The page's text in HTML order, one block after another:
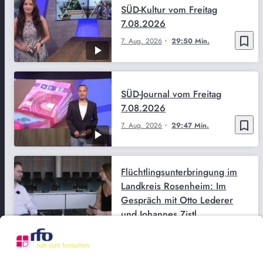
bookmark_border
7. Aug. 2026 29:50 Min.
SÜD-Kultur vom Freitag
7.08.2026
bookmark_border
7. Aug. 2026 29:47 Min.
SÜD-Journal vom Freitag
7.08.2026
Flüchtlingsunterbringung im
Landkreis Rosenheim: Im
Gespräch mit Otto Lederer
und Johannes Zistl